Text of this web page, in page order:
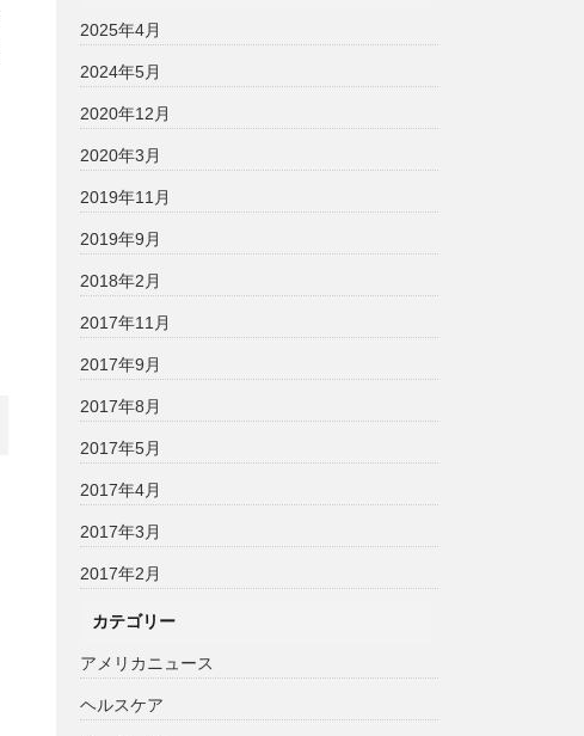
2025年4月
2024年5月
2020年12月
2020年3月
2019年11月
2019年9月
2018年2月
2017年11月
2017年9月
2017年8月
2017年5月
2017年4月
2017年3月
2017年2月
カテゴリー
アメリカニュース
ヘルスケア